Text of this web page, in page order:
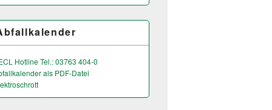
Hotline Tel.: 03763 404-0
als PDF-Datei